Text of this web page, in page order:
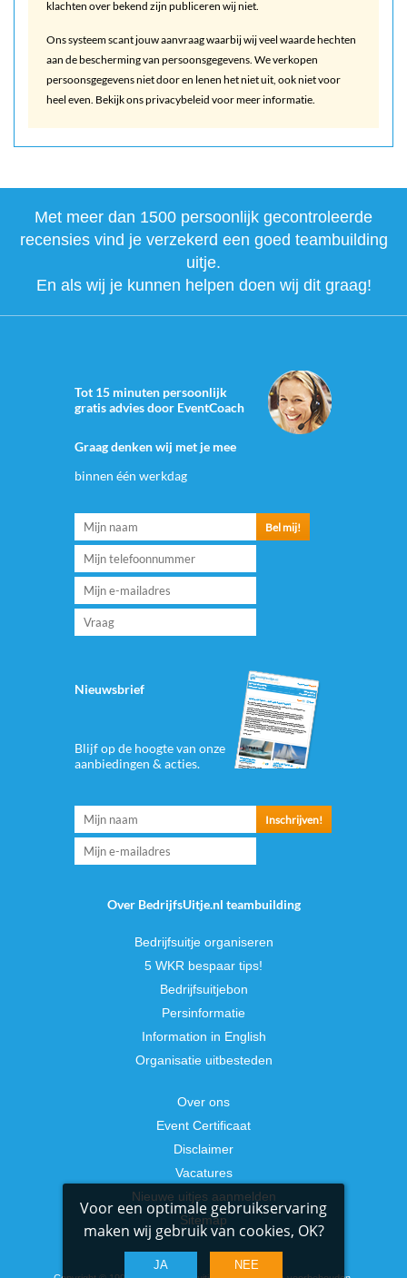
klachten over bekend zijn publiceren wij niet.
Ons systeem scant jouw aanvraag waarbij wij veel waarde hechten
aan de bescherming van persoonsgegevens. We verkopen
persoonsgegevens niet door en lenen het niet uit, ook niet voor
heel even. Bekijk ons privacybeleid voor meer informatie.
Met meer dan 1500 persoonlijk gecontroleerde
recensies vind je verzekerd een goed teambuilding
uitje.
En als wij je kunnen helpen doen wij dit graag!
Tot 15 minuten persoonlijk
gratis advies door EventCoach
Graag denken wij met je mee
binnen één werkdag
Nieuwsbrief
Blijf op de hoogte van onze
aanbiedingen & acties.
Over BedrijfsUitje.nl teambuilding
Bedrijfsuitje organiseren
5 WKR bespaar tips!
Bedrijfsuitjebon
Persinformatie
Information in English
Organisatie uitbesteden
Over ons
Event Certificaat
Disclaimer
Vacatures
Nieuwe uitjes aanmelden
Sitemap
Voor een optimale gebruikservaring
maken wij gebruik van cookies, OK?
JA NEE